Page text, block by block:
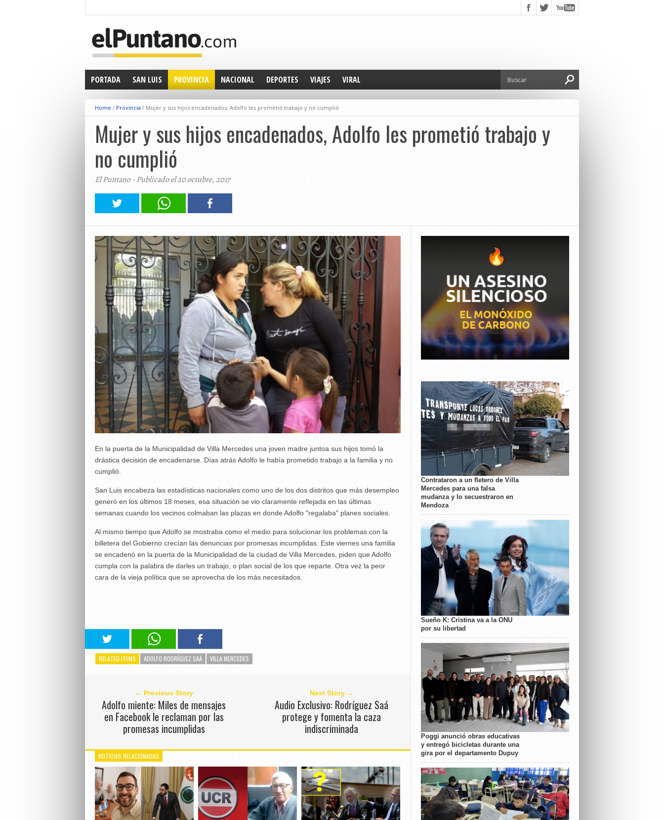
PORTADA SAN LUIS PROVINCIA NACIONAL DEPORTES VIAJES VIRAL
Home / Provincia / Mujer y sus hijos encadenados, Adolfo les prometió trabajo y no cumplió
Mujer y sus hijos encadenados, Adolfo les prometió trabajo y
no cumplió
El Puntano - Publicado el 20 octubre, 2017
En la puerta de la Municipalidad de Villa Mercedes una joven madre juntoa sus hijos tomó la
drástica decisión de encadenarse. Días atrás Adolfo le había prometido trabajo a la familia y no
cumplió.
San Luis encabeza las estadísticas nacionales como uno de los dos distritos que más desempleo
generó en los últimos 18 meses, esa situación se vio claramente reflejada en las últimas
semanas cuando los vecinos colmaban las plazas en donde Adolfo "regalaba" planes sociales.
Al mismo tiempo que Adolfo se mostraba como el medio para solucionar los problemas con la
billetera del Gobierno crecían las denuncias por promesas incumplidas. Este viernes una familia
se encadenó en la puerta de la Municipalidad de la ciudad de Villa Mercedes, piden que Adolfo
cumpla con la palabra de darles un trabajo, o plan social de los que reparte. Otra vez la peor
cara de la vieja política que se aprovecha de los más necesitados.
RELATED ITEMS ADOLFO RODRÍGUEZ SAÁ VILLA MERCEDES
← Previous Story
Adolfo miente: Miles de mensajes
en Facebook le reclaman por las
promesas incumplidas
Next Story →
Audio Exclusivo: Rodríguez Saá
protege y fomenta la caza
indiscriminada
NOTICIAS RELACIONADAS
Contrataron a un fletero de Villa
Mercedes para una falsa
mudanza y lo secuestraron en
Mendoza
Sueño K: Cristina va a la ONU
por su libertad
Poggi anunció obras educativas
y entregó bicicletas durante una
gira por el departamento Dupuy